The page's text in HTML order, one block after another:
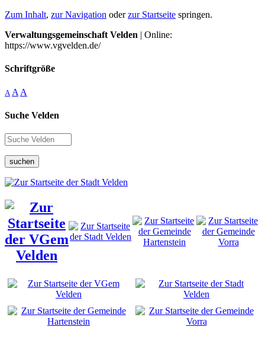
Zum Inhalt, zur Navigation oderzur Startseite springen.
Verwaltungsgemeinschaft Velden | Online:
https://www.vgvelden.de/
Schriftgröße
A A A
Suche Velden
suchen